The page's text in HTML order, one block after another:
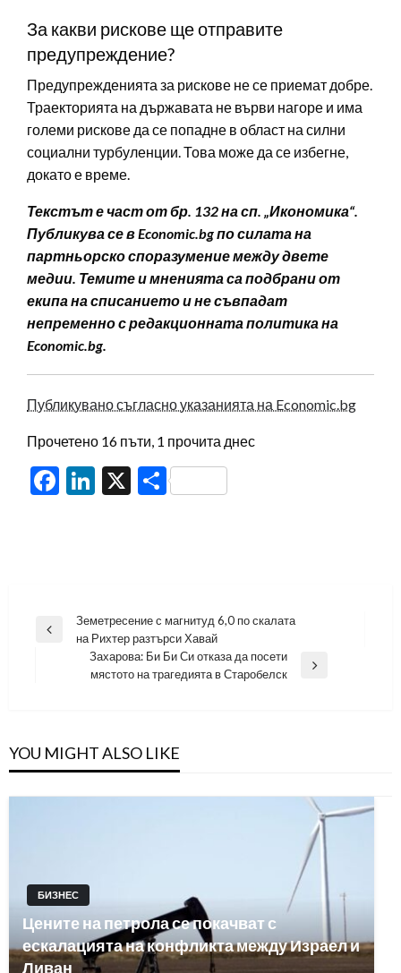
За какви рискове ще отправите
предупреждение?
Предупрежденията за рискове не се приемат добре.
Траекторията на държавата не върви нагоре и има
големи рискове да се попадне в област на силни
социални турбуленции. Това може да се избегне,
докато е време.
Текстът е част от бр. 132 на сп. „Икономика“.
Публикува се в Economic.bg по силата на
партньорско споразумение между двете
медии. Темите и мненията са подбрани от
екипа на списанието и не съвпадат
непременно с редакционната политика на
Economic.bg.
Публикувано съгласно указанията на Economic.bg
Прочетено 16 пъти, 1 прочита днес
Facebook
LinkedIn
X Share
Навигация
Previous
Земетресение с магнитуд 6,0 по скалата
на Рихтер разтърси Хавай
Захарова: Би Би Си отказа да посети
мястото на трагедията в Старобелск
YOU MIGHT ALSO LIKE
БИЗНЕС
Цените на петрола се покачват с
ескалацията на конфликта между Израел и
Ливан